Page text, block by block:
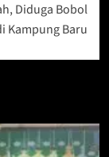
Diduga Bobol
Kampung Baru